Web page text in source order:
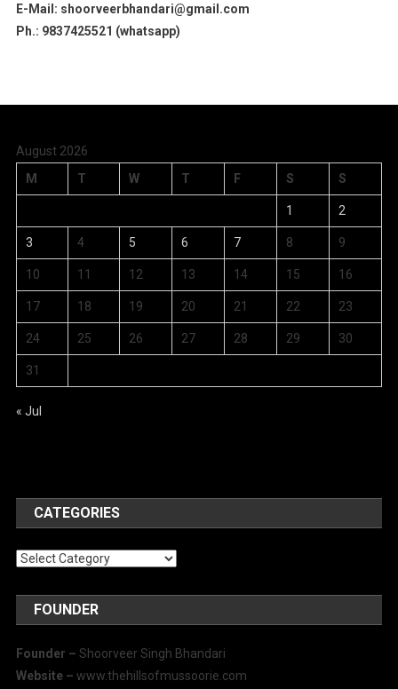
E-Mail: shoorveerbhandari@gmail.com
Ph.: 9837425521 (whatsapp)
August 2026
M
T W T F S S
1 2
3 4 5 6 7 8 9
10 11 12 13 14 15 16
17 18 19 20 21 22 23
24 25 26 27 28 29 30
31
« Jul
CATEGORIES
Categories
FOUNDER
Founder – Shoorveer Singh Bhandari
Website – www.thehillsofmussoorie.com